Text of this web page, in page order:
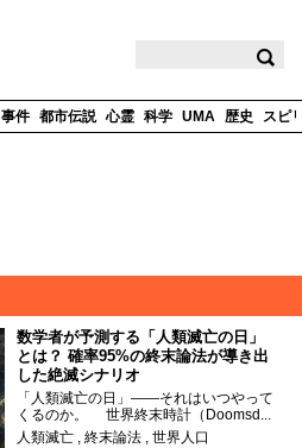
事件 都市伝説 心霊 科学 UMA 歴史 スピ
数学者が予測する「人類滅亡の日」
とは？ 確率95%の終末論法が導き出
した絶滅シナリオ
「人類滅亡の日」——それはいつやって
くるのか。 世界終末時計（Doomsd...
人類滅亡
終末論法
世界人口